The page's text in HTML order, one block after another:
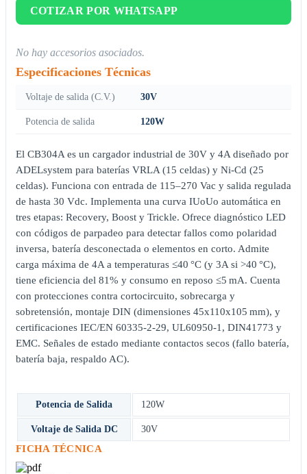
COTIZAR POR WHATSAPP
No hay accesorios asociados.
Especificaciones Técnicas
Voltaje de salida (C.V.) 30V
Potencia de salida 120W
El CB304A es un cargador industrial de 30V y 4A diseñado por
ADELsystem para baterías VRLA (15 celdas) y Ni-Cd (25
celdas). Funciona con entrada de 115–270 Vac y salida regulada
de hasta 30 Vdc. Implementa una curva IUoUo automática en
tres etapas: Recovery, Boost y Trickle. Ofrece diagnóstico LED
con códigos de parpadeo para detectar fallos como polaridad
inversa, batería desconectada o elementos en corto. Admite
carga máxima de 4A a temperaturas ≤40 °C (y 3A si >40 °C),
tiene eficiencia del 81% y consumo en reposo ≤5 mA. Cuenta
con protecciones contra cortocircuito, sobrecarga y
sobretensión, montaje DIN (dimensiones 45x110x105 mm), y
certificaciones IEC/EN 60335-2-29, UL60950-1, DIN41773 y
EMC. Señales de estado mediante contactos secos (fallo batería,
batería baja, respaldo AC).
Potencia de Salida 120W
Voltaje de Salida DC 30V
FICHA TÉCNICA